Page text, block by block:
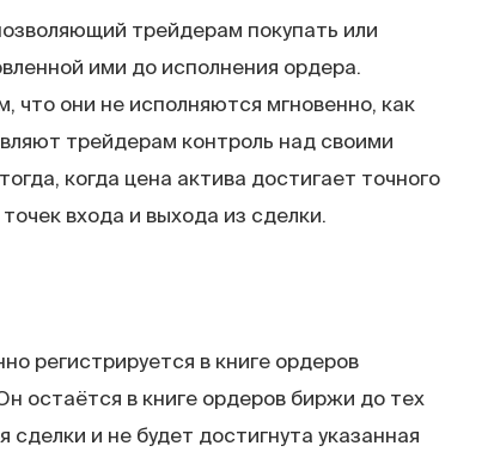
трейдерам покупать или
ими до исполнения ордера.
они не исполняются мгновенно, как
трейдерам контроль над своими
когда цена актива достигает точного
входа и выхода из сделки.
регистрируется в книге ордеров
остаётся в книге ордеров биржи до тех
и не будет достигнута указанная